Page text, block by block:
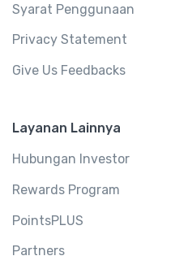
Syarat Penggunaan
Privacy Statement
Give Us Feedbacks
Layanan Lainnya
Hubungan Investor
Rewards Program
PointsPLUS
Partners